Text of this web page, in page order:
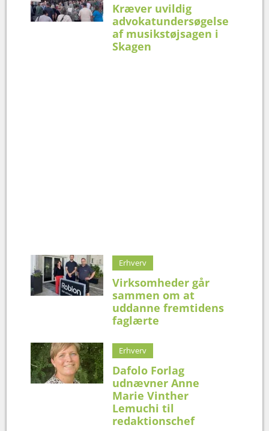
Kræver uvildig
advokatundersøgelse
af musikstøjsagen i
Skagen
Erhverv
Virksomheder går
sammen om at
uddanne fremtidens
faglærte
Erhverv
Dafolo Forlag
udnævner Anne
Marie Vinther
Lemuchi til
redaktionschef